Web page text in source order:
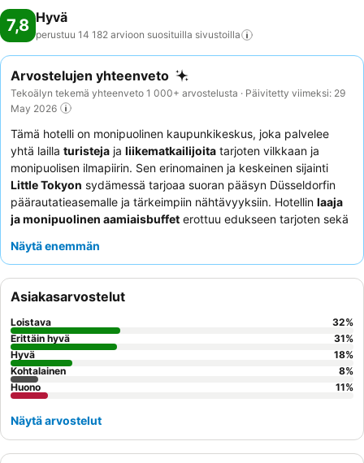
7,8 Hyvä
perustuu 14 182 arvioon suosituilla sivustoilla
Arvostelujen yhteenveto
Tekoälyn tekemä yhteenveto 1 000+ arvostelusta · Päivitetty viimeksi: 29
May 2026
Tämä hotelli on monipuolinen kaupunkikeskus, joka palvelee
yhtä lailla turisteja ja liikematkailijoita tarjoten vilkkaan ja
monipuolisen ilmapiirin. Sen erinomainen ja keskeinen sijainti
Little Tokyon sydämessä tarjoaa suoran pääsyn Düsseldorfin
päärautatieasemalle ja tärkeimpiin nähtävyyksiin. Hotellin laaja
ja monipuolinen aamiaisbuffet erottuu edukseen tarjoten sekä
aloitukseen. Asiakkaat kehuvat jatkuvasti
ja ravintolatiimejä. Rauhallisempaa kokemusta varten harkitse
executive-sviitinvaraamista, joka tarjoaa tilavaa mukavuutta ja
mahdollisesti paremman lämpötilansäädön.
Näytä enemmän
Asiakasarvostelut
Loistava 32%
Erittäin hyvä
31%
Hyvä
18%
Kohtalainen
8%
Huono
11%
Näytä arvostelut